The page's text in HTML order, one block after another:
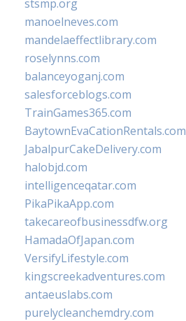
stsmp.org
manoelneves.com
mandelaeffectlibrary.com
roselynns.com
balanceyoganj.com
salesforceblogs.com
TrainGames365.com
BaytownEvaCationRentals.com
JabalpurCakeDelivery.com
halobjd.com
intelligenceqatar.com
PikaPikaApp.com
takecareofbusinessdfw.org
HamadaOfJapan.com
VersifyLifestyle.com
kingscreekadventures.com
antaeuslabs.com
purelycleanchemdry.com